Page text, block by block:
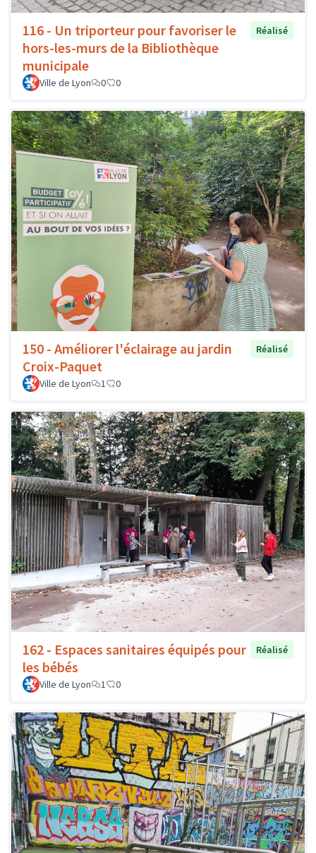
116 - Un triporteur pour favoriser le
hors-les-murs de la Bibliothèque
municipale
Réalisé
Ville de Lyon 0 0
150 - Améliorer l'éclairage au jardin
Croix-Paquet
Réalisé
Ville de Lyon 1 0
162 - Espaces sanitaires équipés pour
les bébés
Réalisé
Ville de Lyon 1 0